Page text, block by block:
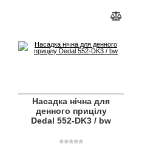
Насадка нічна для
денного прицілу
Dedal 552-DK3 / bw